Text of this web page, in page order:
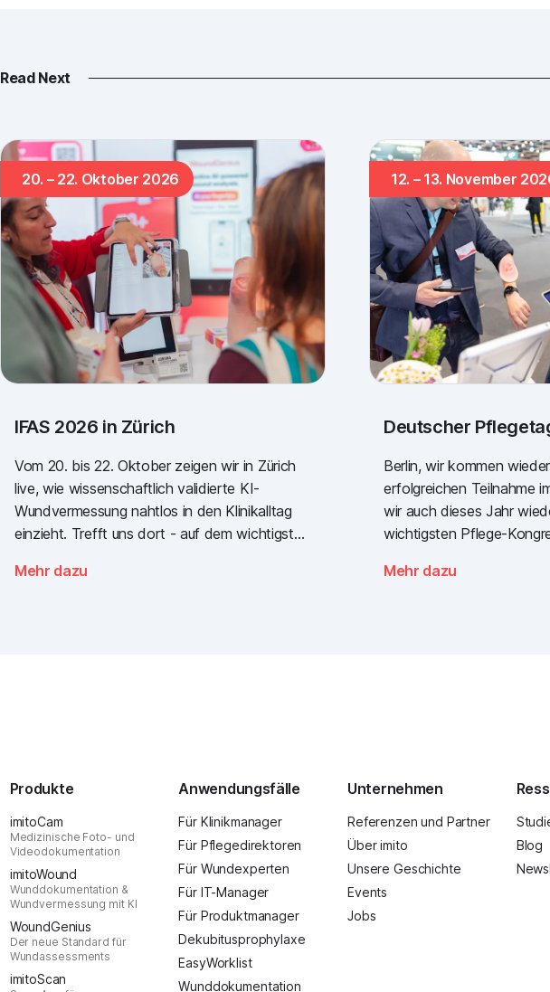
Read Next
20. – 22. Oktober 2026
IFAS 2026 in Zürich
Vom 20. bis 22. Oktober zeigen wir in Zürich
live, wie wissenschaftlich validierte KI-
Wundvermessung nahtlos in den Klinikalltag
einzieht. Trefft uns dort - auf dem wichtigsten
Gesundheitssektor.
Mehr dazu
12. – 13. November
Deutscher
Berlin, wir kommen
erfolgreichen Teilnahme
wir auch dieses Jahr
wichtigsten Pflege-
Mehr dazu
Produkte
imitoCam
Medizinische Foto- und
Videodokumentation
imitoWound
Wunddokumentation &
Wundvermessung mit KI
WoundGenius
Der neue Standard für
Wundassessments
imitoScan
Anwendungsfälle
Für Klinikmanager
Für Pflegedirektoren
Für Wundexperten
Für IT-Manager
Für Produktmanager
Dekubitusprophylaxe
EasyWorklist
Wunddokumentation
Unternehmen
Referenzen und Partner
Über imito
Unsere Geschichte
Events
Jobs
Blog